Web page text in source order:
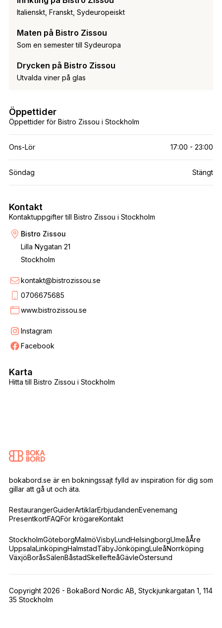
Italienskt, Franskt, Sydeuropeiskt
Maten på Bistro Zissou
Som en semester till Sydeuropa
Drycken på Bistro Zissou
Utvalda viner på glas
Öppettider för Bistro Zissou i Stockholm
Öppettider
Ons-Lör 17:00 - 23:00
Söndag Stängt
Kontaktuppgifter till Bistro Zissou i Stockholm
Kontakt
Bistro Zissou
Lilla Nygatan 21
Stockholm
kontakt@bistrozissou.se
0706675685
www.bistrozissou.se
Instagram
Facebook
Hitta till Bistro Zissou i Stockholm
Karta
bokabord.se är en bokningssajt fylld av inspiration för dig som
gillar att gå ut och äta.
RestaurangerGuiderArtiklarErbjudandenEvenemang
PresentkortFAQFör krögareKontakt
StockholmGöteborgMalmöVisbyLundHelsingborgUmeåÅre
UppsalaLinköpingHalmstadTäbyJönköpingLuleåNorrköping
VäxjöBoråsSälenBåstadSkellefteåGävleÖstersund
Copyright 2026 - BokaBord Nordic AB, Styckjunkargatan 1, 114
35 Stockholm